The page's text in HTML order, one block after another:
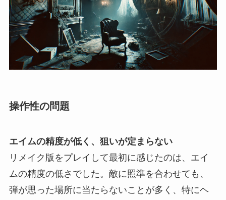
操作性の問題
エイムの精度が低く、狙いが定まらない
リメイク版をプレイして最初に感じたのは、エイ
ムの精度の低さでした。敵に照準を合わせても、
弾が思った場所に当たらないことが多く、特にヘ